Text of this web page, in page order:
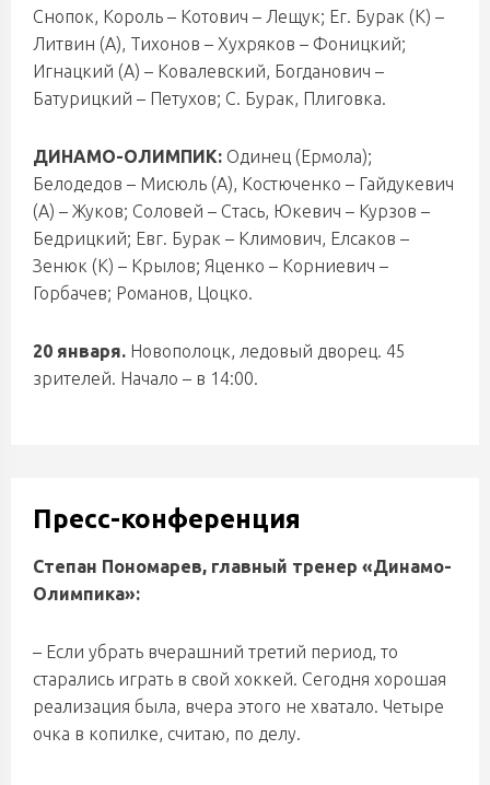
Снопок, Король – Котович – Лещук; Ег. Бурак (К) –
Литвин (А), Тихонов – Хухряков – Фоницкий;
Игнацкий (А) – Ковалевский, Богданович –
Батурицкий – Петухов; С. Бурак, Плиговка.
ДИНАМО-ОЛИМПИК: Одинец (Ермола);
Белодедов – Мисюль (А), Костюченко – Гайдукевич
(А) – Жуков; Соловей – Стась, Юкевич – Курзов –
Бедрицкий; Евг. Бурак – Климович, Елсаков –
Зенюк (К) – Крылов; Яценко – Корниевич –
Горбачев; Романов, Цоцко.
20 января. Новополоцк, ледовый дворец. 45
зрителей. Начало – в 14:00.
Пресс-конференция
Степан Пономарев, главный тренер «Динамо-
Олимпика»:
– Если убрать вчерашний третий период, то
старались играть в свой хоккей. Сегодня хорошая
реализация была, вчера этого не хватало. Четыре
очка в копилке, считаю, по делу.